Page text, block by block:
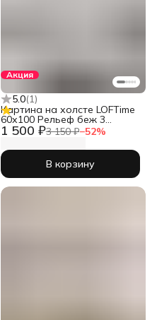
Акция
5.0(1)
1 500 ₽3 150 ₽−52%
Картина на холсте LOFTime
60х100 Рельеф беж 3
КБ-1719-60100
В корзину